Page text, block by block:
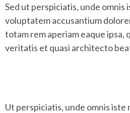
Sed ut perspiciatis, unde omnis
voluptatem accusantium
totam rem aperiam eaque ipsa,
veritatis et quasi architecto
Ut perspiciatis, unde omnis iste